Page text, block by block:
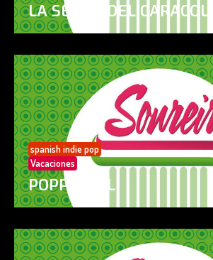
LA SENDA DEL CARACOL
spanish indie pop
Vacaciones
POPPY GIRL